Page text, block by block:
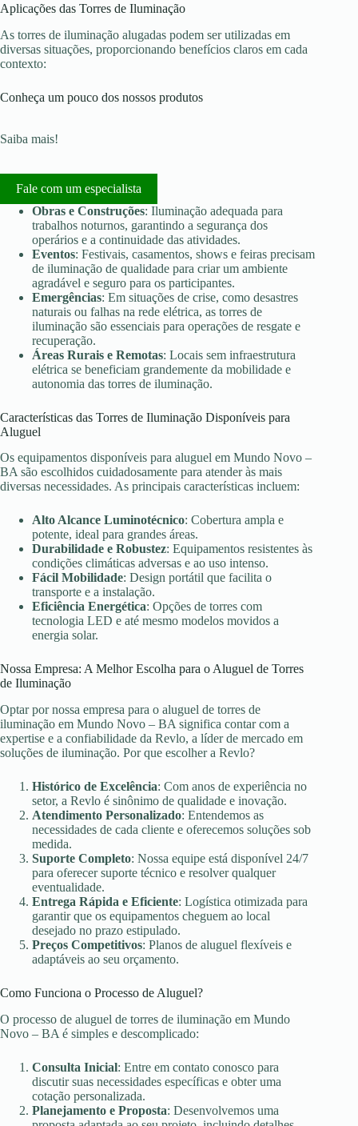
Aplicações das Torres de Iluminação
As torres de iluminação alugadas podem ser utilizadas em
diversas situações, proporcionando benefícios claros em cada
contexto:
Conheça um pouco dos nossos produtos
Saiba mais!
Fale com um especialista
Obras e Construções: Iluminação adequada para
trabalhos noturnos, garantindo a segurança dos
operários e a continuidade das atividades.
Eventos: Festivais, casamentos, shows e feiras precisam
de iluminação de qualidade para criar um ambiente
agradável e seguro para os participantes.
Emergências: Em situações de crise, como desastres
naturais ou falhas na rede elétrica, as torres de
iluminação são essenciais para operações de resgate e
recuperação.
Áreas Rurais e Remotas: Locais sem infraestrutura
elétrica se beneficiam grandemente da mobilidade e
autonomia das torres de iluminação.
Características das Torres de Iluminação Disponíveis para
Aluguel
Os equipamentos disponíveis para aluguel em Mundo Novo –
BA são escolhidos cuidadosamente para atender às mais
diversas necessidades. As principais características incluem:
Alto Alcance Luminotécnico: Cobertura ampla e
potente, ideal para grandes áreas.
Durabilidade e Robustez: Equipamentos resistentes às
condições climáticas adversas e ao uso intenso.
Fácil Mobilidade: Design portátil que facilita o
transporte e a instalação.
Eficiência Energética: Opções de torres com
tecnologia LED e até mesmo modelos movidos a
energia solar.
Nossa Empresa: A Melhor Escolha para o Aluguel de Torres
de Iluminação
Optar por nossa empresa para o aluguel de torres de
iluminação em Mundo Novo – BA significa contar com a
expertise e a confiabilidade da Revlo, a líder de mercado em
soluções de iluminação. Por que escolher a Revlo?
Histórico de Excelência: Com anos de experiência no
setor, a Revlo é sinônimo de qualidade e inovação.
Atendimento Personalizado: Entendemos as
necessidades de cada cliente e oferecemos soluções sob
medida.
Suporte Completo: Nossa equipe está disponível 24/7
para oferecer suporte técnico e resolver qualquer
eventualidade.
Entrega Rápida e Eficiente: Logística otimizada para
garantir que os equipamentos cheguem ao local
desejado no prazo estipulado.
Preços Competitivos: Planos de aluguel flexíveis e
adaptáveis ao seu orçamento.
Como Funciona o Processo de Aluguel?
O processo de aluguel de torres de iluminação em Mundo
Novo – BA é simples e descomplicado:
Consulta Inicial: Entre em contato conosco para
discutir suas necessidades específicas e obter uma
cotação personalizada.
Planejamento e Proposta: Desenvolvemos uma